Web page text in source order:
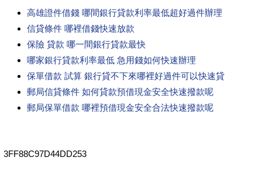
高雄證件借錢 哪間銀行貸款利率最低超好過件辦理
信貸條件 哪裡借錢快速放款
保險 貸款 哪一間銀行貸款最快
哪家銀行貸款利率最低 急用錢如何快速辦理
保單借款 試算 銀行貸不下來哪裡好過件可以快速貸
郵局信貸條件 如何貸款預借現金安全快速撥款呢
郵局保單借款 哪裡預借現金安全合法快速撥款呢
3FF88C97D44DD253